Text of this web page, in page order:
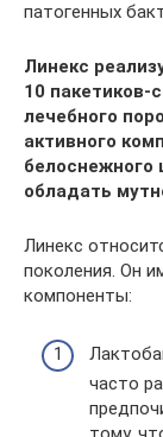
патогенных
Линекс
10 пакетиков-
лечебного
активного
белоснежного
обладать
Линекс
поколения. Он
компоненты:
часто